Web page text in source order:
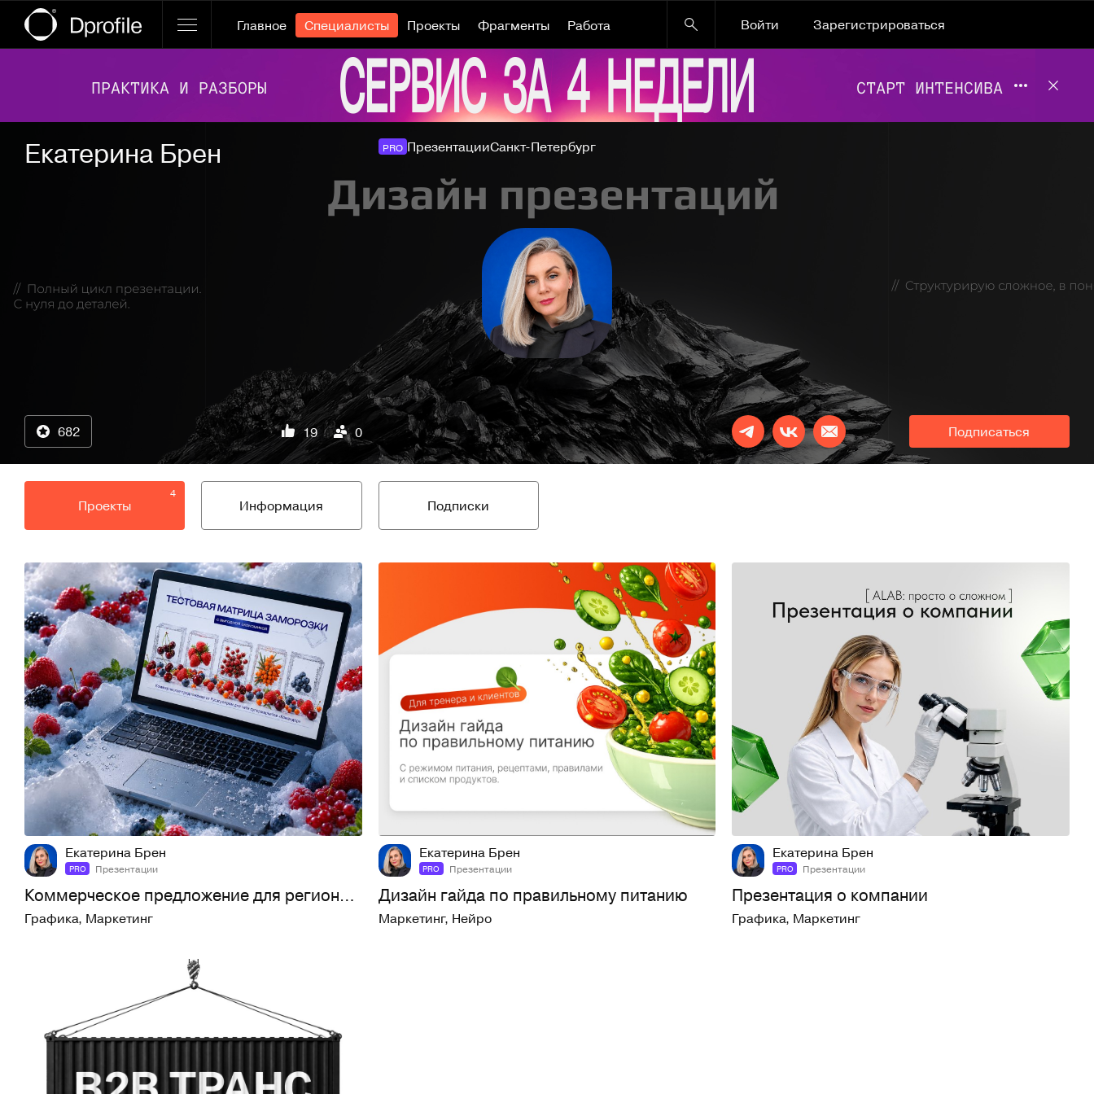
Главное Специалисты Проекты Фрагменты Работа Войти
Зарегистрироваться
Екатерина Брен PRO ПрезентацииСанкт-Петербург
682 19 0 Подписаться
4
Проекты Информация Подписки
6 44
Екатерина Брен
PRO Презентации
Коммерческое предложение для региональной сети
Графика, Маркетинг
6 117
Екатерина Брен
PRO Презентации
Дизайн гайда по правильному питанию
Маркетинг, Нейро
3
Екатерина Брен
PRO Презентации
Презентация о компании
Графика, Маркетинг